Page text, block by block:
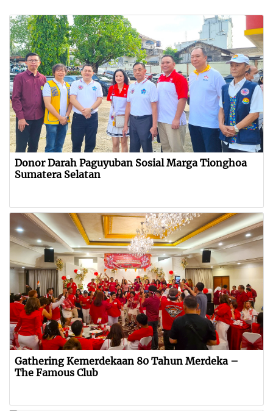
Donor Darah Paguyuban Sosial Marga Tionghoa
Sumatera Selatan
Gathering Kemerdekaan 80 Tahun Merdeka –
The Famous Club